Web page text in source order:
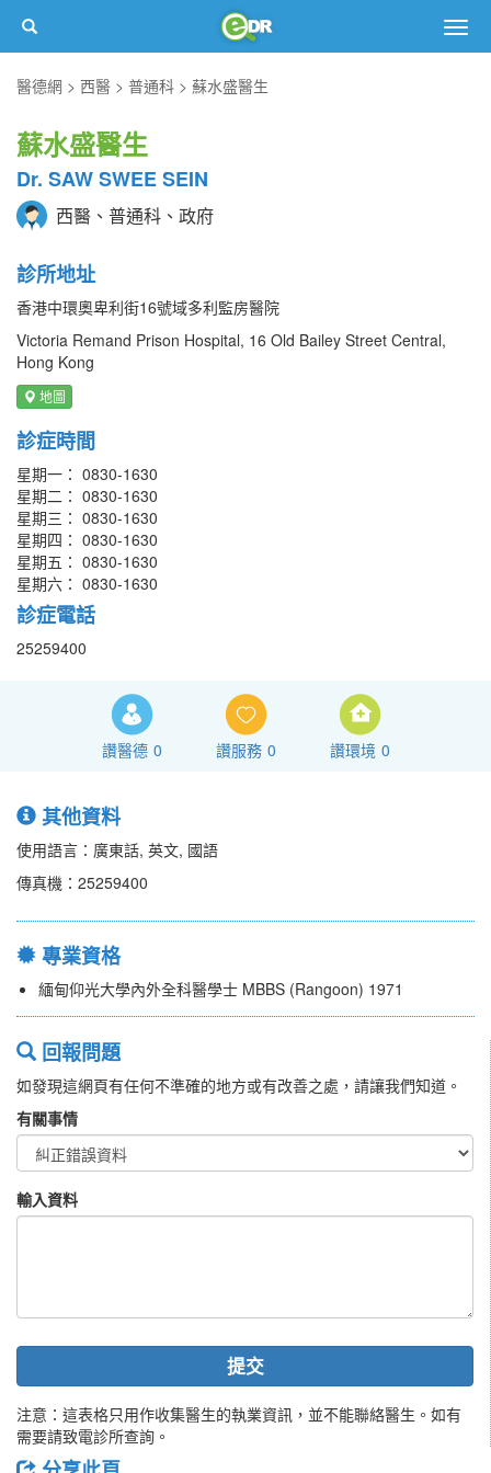
醫德網
西醫 普通科 蘇水盛醫生
蘇水盛醫生
Dr. SAW SWEE SEIN
西醫、普通科、政府
診所地址
香港中環奧卑利街16號域多利監房醫院
Victoria Remand Prison Hospital, 16 Old Bailey Street Central,
Hong Kong
地圖
診症時間
星期一： 0830-1630
星期二： 0830-1630
星期三： 0830-1630
星期四： 0830-1630
星期五： 0830-1630
星期六： 0830-1630
診症電話
25259400
讚醫德 0 讚服務 0 讚環境 0
其他資料
使用語言：廣東話, 英文, 國語
傳真機：25259400
專業資格
緬甸仰光大學內外全科醫學士 MBBS (Rangoon) 1971
回報問題
如發現這網頁有任何不準確的地方或有改善之處，請讓我們知道。
有關事情
輸入資料
提交
注意：這表格只用作收集醫生的執業資訊，並不能聯絡醫生。如有
需要請致電診所查詢。